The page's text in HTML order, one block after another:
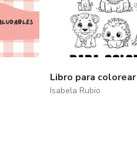
Libro para colorear
Isabela Rubio